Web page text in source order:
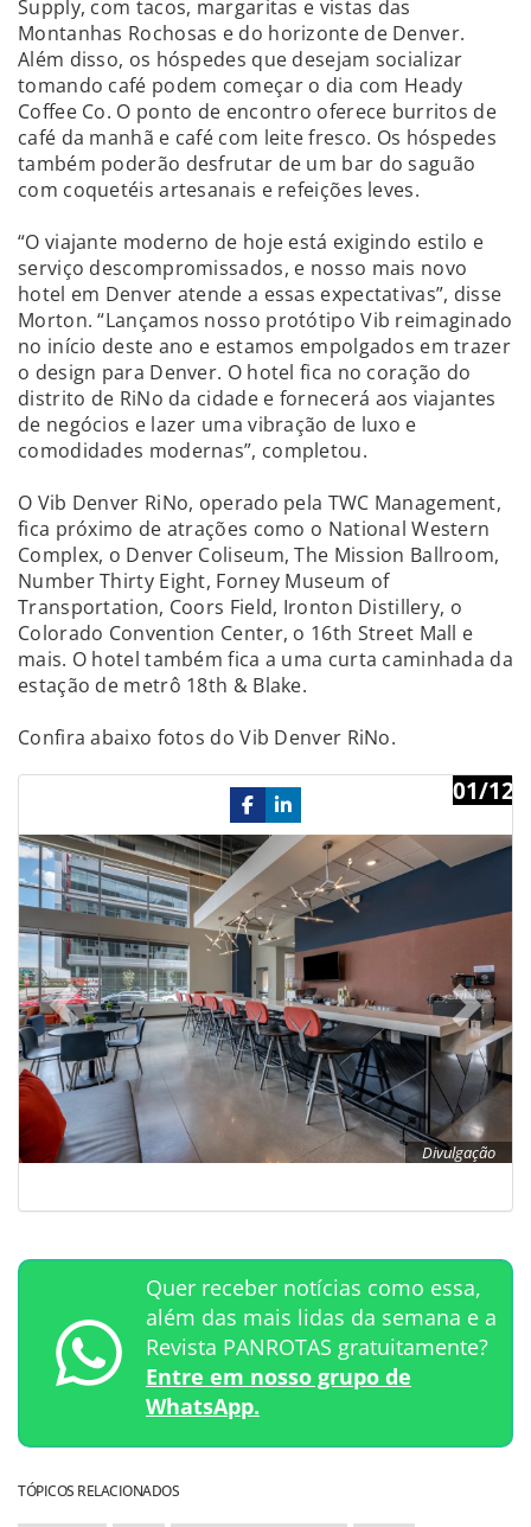
Supply, com tacos, margaritas e vistas das
Montanhas Rochosas e do horizonte de Denver.
Além disso, os hóspedes que desejam socializar
tomando café podem começar o dia com Heady
Coffee Co. O ponto de encontro oferece burritos de
café da manhã e café com leite fresco. Os hóspedes
também poderão desfrutar de um bar do saguão
com coquetéis artesanais e refeições leves.
“O viajante moderno de hoje está exigindo estilo e
serviço descompromissados, e nosso mais novo
hotel em Denver atende a essas expectativas”, disse
Morton. “Lançamos nosso protótipo Vib reimaginado
no início deste ano e estamos empolgados em trazer
o design para Denver. O hotel fica no coração do
distrito de RiNo da cidade e fornecerá aos viajantes
de negócios e lazer uma vibração de luxo e
comodidades modernas”, completou.
O Vib Denver RiNo, operado pela TWC Management,
fica próximo de atrações como o National Western
Complex, o Denver Coliseum, The Mission Ballroom,
Number Thirty Eight, Forney Museum of
Transportation, Coors Field, Ironton Distillery, o
Colorado Convention Center, o 16th Street Mall e
mais. O hotel também fica a uma curta caminhada da
estação de metrô 18th & Blake.
Confira abaixo fotos do Vib Denver RiNo.
Divulgação
01/12
Previous
Quer receber notícias como essa,
além das mais lidas da semana e a
Revista PANROTAS gratuitamente?
Entre em nosso grupo de
WhatsApp.
TÓPICOS RELACIONADOS